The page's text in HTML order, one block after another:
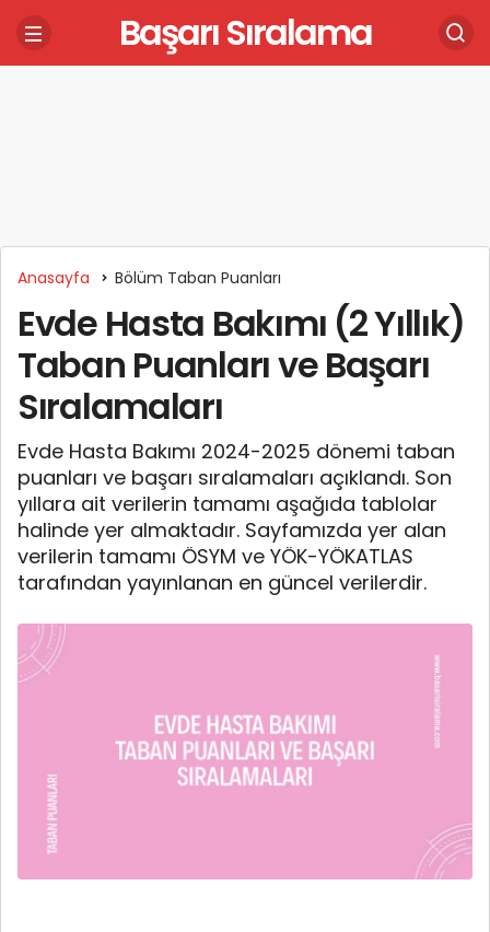
Başarı Sıralama
Anasayfa Bölüm Taban Puanları
Evde Hasta Bakımı (2 Yıllık)
Taban Puanları ve Başarı
Sıralamaları
Evde Hasta Bakımı 2024-2025 dönemi taban
puanları ve başarı sıralamaları açıklandı. Son
yıllara ait verilerin tamamı aşağıda tablolar
halinde yer almaktadır. Sayfamızda yer alan
verilerin tamamı ÖSYM ve YÖK-YÖKATLAS
tarafından yayınlanan en güncel verilerdir.